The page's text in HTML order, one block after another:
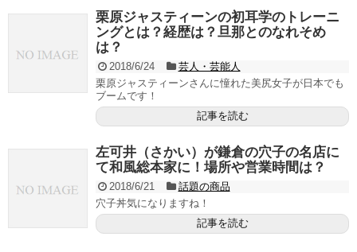
栗原ジャスティーンの初耳学のトレーニ
ングとは？経歴は？旦那とのなれそめ
は？
2018/6/24
芸人・芸能人
栗原ジャスティーンさんに憧れた美尻女子が日本でも
ブームです！
記事を読む
左可井（さかい）が鎌倉の穴子の名店に
て和風総本家に！場所や営業時間は？
2018/6/21
話題の商品
穴子丼気になりますね！
記事を読む